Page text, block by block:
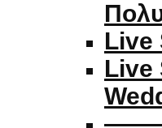
Live
Live